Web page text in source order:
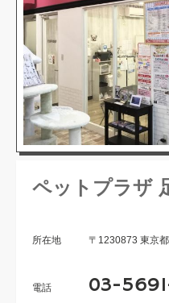
ペットプラザ
所在地 〒1230873 東京
電話 03-